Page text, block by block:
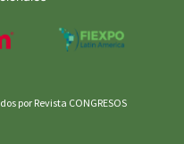
por Revista CONGRESOS